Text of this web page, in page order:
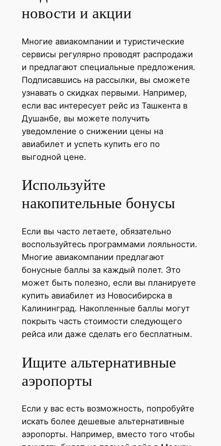
новости и акции
Многие авиакомпании и туристические
сервисы регулярно проводят распродажи
и предлагают специальные предложения.
Подписавшись на рассылки, вы сможете
узнавать о скидках первыми. Например,
если вас интересует рейс из Ташкента в
Душанбе, вы можете получить
уведомление о снижении цены на
авиабилет и успеть купить его по
выгодной цене.
Используйте
накопительные бонусы
Если вы часто летаете, обязательно
воспользуйтесь программами лояльности.
Многие авиакомпании предлагают
бонусные баллы за каждый полет. Это
может быть полезно, если вы планируете
купить авиабилет из Новосибирска в
Калининград. Накопленные баллы могут
покрыть часть стоимости следующего
рейса или даже сделать его бесплатным.
Ищите альтернативные
аэропорты
Если у вас есть возможность, попробуйте
искать более дешевые альтернативные
аэропорты. Например, вместо того чтобы